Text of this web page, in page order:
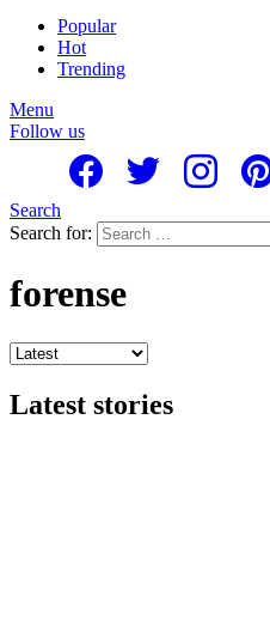
Popular
Hot
Trending
Menu
Follow us
Search
Search for:
forense
Latest stories